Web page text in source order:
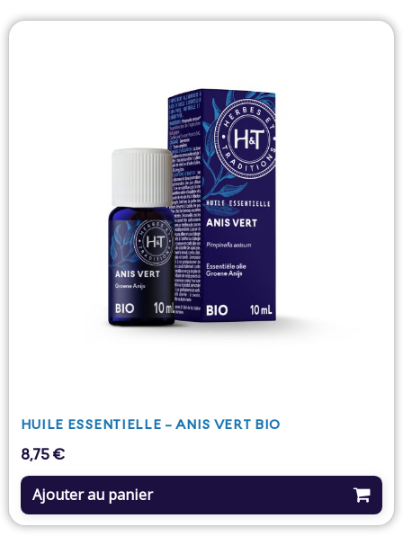
HUILE ESSENTIELLE - ANIS VERT BIO
Prix
8,75 €
Ajouter au panier